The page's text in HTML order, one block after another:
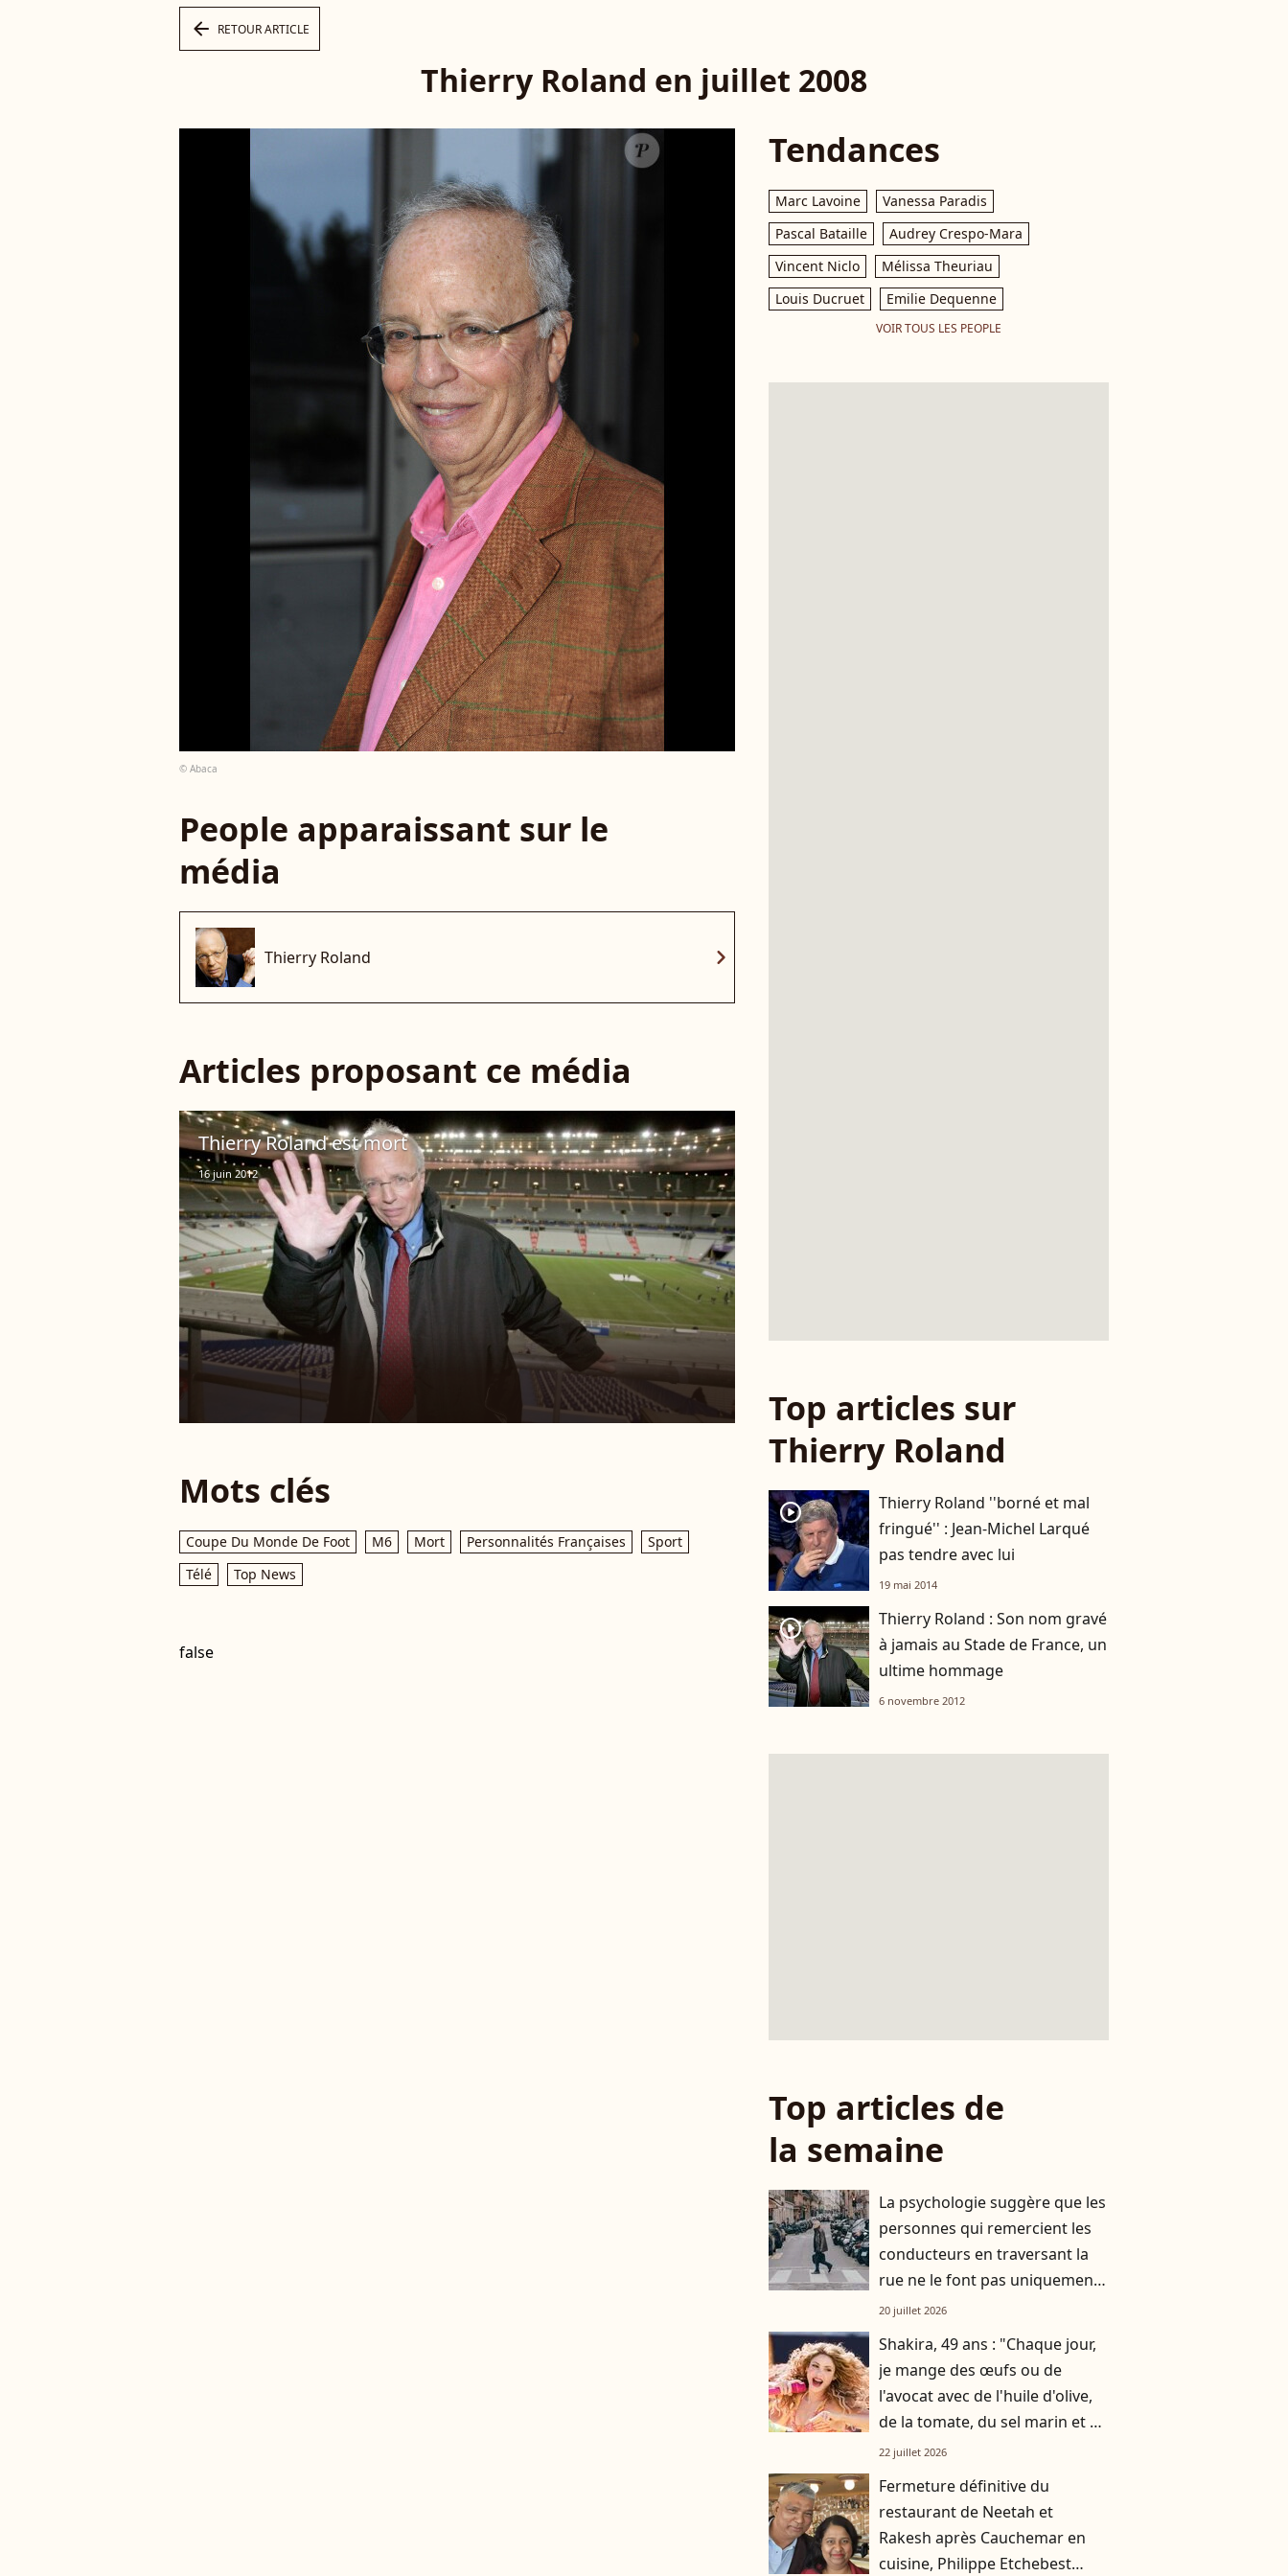
arrow_left RETOUR ARTICLE
Thierry Roland en juillet 2008
© Abaca
People apparaissant sur le
média
Thierry Roland chevron_right
Articles proposant ce média
Thierry Roland est mort
16 juin 2012
Mots clés
Coupe Du Monde De Foot M6 Mort Personnalités Françaises
Sport
Télé
Top News
false
Tendances
Marc Lavoine
Vanessa Paradis
Pascal Bataille
Audrey Crespo-Mara
Vincent Niclo
Mélissa Theuriau
Louis Ducruet
Emilie Dequenne
VOIR TOUS LES PEOPLE
Top articles sur
Thierry Roland
player2
Thierry Roland ''borné et mal
fringué'' : Jean-Michel Larqué
pas tendre avec lui
19 mai 2014
player2
Thierry Roland : Son nom gravé
à jamais au Stade de France, un
ultime hommage
6 novembre 2012
Top articles de
la semaine
La psychologie suggère que les
personnes qui remercient les
conducteurs en traversant la
rue ne le font pas uniquement
par gratitude
20 juillet 2026
Shakira, 49 ans : "Chaque jour,
je mange des œufs ou de
l'avocat avec de l'huile d'olive,
de la tomate, du sel marin et un
smoothie"
22 juillet 2026
Fermeture définitive du
restaurant de Neetah et
Rakesh après Cauchemar en
cuisine, Philippe Etchebest